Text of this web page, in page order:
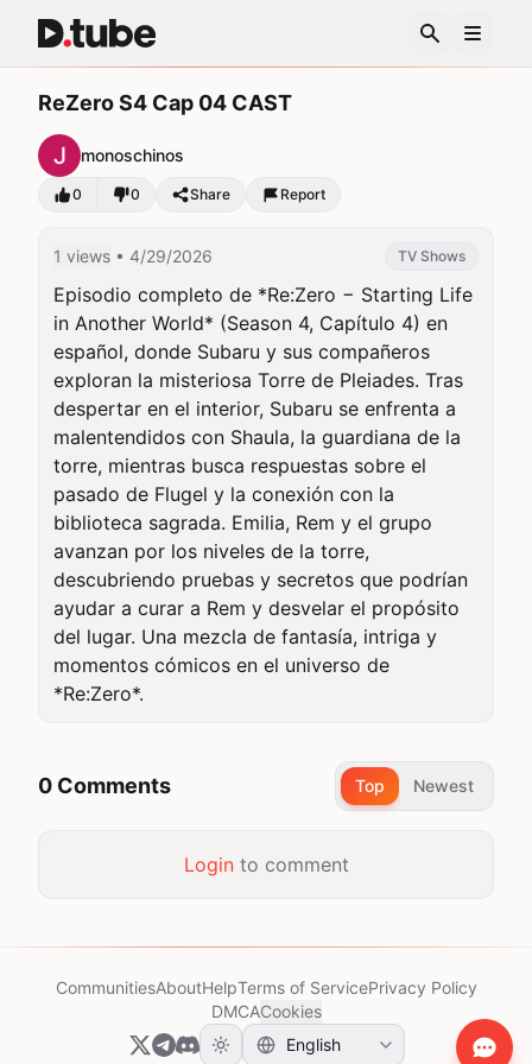
ReZero S4 Cap 04 CAST
monoschinos
0 0 Share Report
1 views • 4/29/2026 TV Shows
Episodio completo de *Re:Zero − Starting Life
in Another World* (Season 4, Capítulo 4) en
español, donde Subaru y sus compañeros
exploran la misteriosa Torre de Pleiades. Tras
despertar en el interior, Subaru se enfrenta a
malentendidos con Shaula, la guardiana de la
torre, mientras busca respuestas sobre el
pasado de Flugel y la conexión con la
biblioteca sagrada. Emilia, Rem y el grupo
avanzan por los niveles de la torre,
descubriendo pruebas y secretos que podrían
ayudar a curar a Rem y desvelar el propósito
del lugar. Una mezcla de fantasía, intriga y
momentos cómicos en el universo de
*Re:Zero*.
0 Comments Top Newest
Loginto comment
CommunitiesAboutHelpTerms of ServicePrivacy Policy
DMCACookies